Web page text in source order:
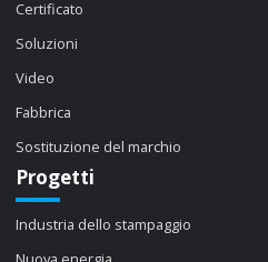
Certificato
Soluzioni
Video
Fabbrica
Sostituzione del marchio
Progetti
Industria dello stampaggio